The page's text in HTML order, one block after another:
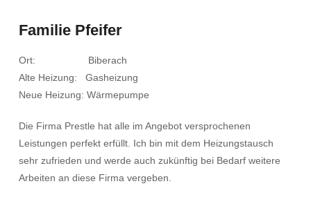
Familie Pfeifer
Ort: Biberach
Alte Heizung: Gasheizung
Neue Heizung: Wärmepumpe
Die Firma Prestle hat alle im Angebot versprochenen
Leistungen perfekt erfüllt. Ich bin mit dem Heizungstausch
sehr zufrieden und werde auch zukünftig bei Bedarf weitere
Arbeiten an diese Firma vergeben.